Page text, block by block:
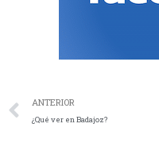
ANTERIOR
¿Qué ver en Badajoz?